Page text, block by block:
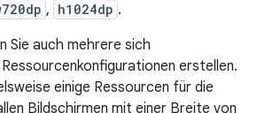
, h1024dp .
Sie auch mehrere sich
erstellen.
einige Ressourcen für die
Bildschirmen mit einer Breite von